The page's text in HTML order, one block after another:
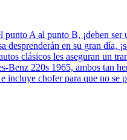
A al punto B, ¡deben
en su gran día,
clásicos les aseguran un
220s 1965, ambos tan
incluye chofer para que no